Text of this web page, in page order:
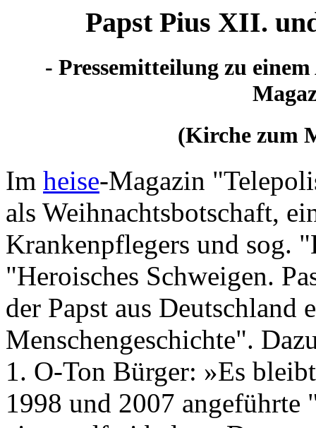
Papst Pius XII.
- Pressemitteilung zu
(Kirche zum
Im heise-Magazin
als Weihnachtsbotschaft,
Krankenpflegers und sog.
"Heroisches Schweigen.
der Papst aus Deutschland
Menschengeschichte".
1. O-Ton Bürger: »Es
1998 und 2007